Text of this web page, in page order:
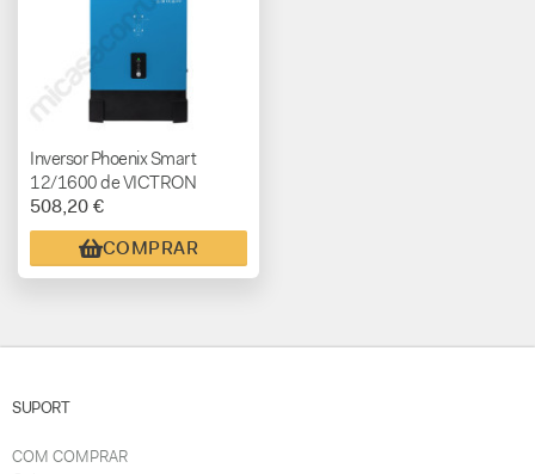
Inversor Phoenix Smart
12/1600 de VICTRON
508,20 €
COMPRAR
SUPORT
COM COMPRAR